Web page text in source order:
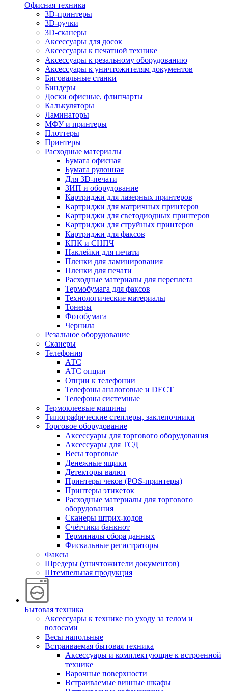
Офисная техника
3D-принтеры
3D-ручки
3D-сканеры
Аксессуары для досок
Аксессуары к печатной технике
Аксессуары к резальному оборудованию
Аксессуары к уничтожителям документов
Биговальные станки
Биндеры
Доски офисные, флипчарты
Калькуляторы
Ламинаторы
МФУ и принтеры
Плоттеры
Принтеры
Расходные материалы
Бумага офисная
Бумага рулонная
Для 3D-печати
ЗИП и оборудование
Картриджи для лазерных принтеров
Картриджи для матричных принтеров
Картриджи для светодиодных принтеров
Картриджи для струйных принтеров
Картриджи для факсов
КПК и СНПЧ
Наклейки для печати
Пленки для ламинирования
Пленки для печати
Расходные материалы для переплета
Термобумага для факсов
Технологические материалы
Тонеры
Фотобумага
Чернила
Резальное оборудование
Сканеры
Телефония
АТС
АТС опции
Опции к телефонии
Телефоны аналоговые и DECT
Телефоны системные
Термоклеевые машины
Типографические степлеры, заклепочники
Торговое оборудование
Аксессуары для торгового оборудования
Аксессуары для ТСД
Весы торговые
Денежные ящики
Детекторы валют
Принтеры чеков (POS-принтеры)
Принтеры этикеток
Расходные материалы для торгового
оборудования
Сканеры штрих-кодов
Счётчики банкнот
Терминалы сбора данных
Фискальные регистраторы
Факсы
Шредеры (уничтожители документов)
Штемпельная продукция
Бытовая техника
Аксессуары к технике по уходу за телом и
волосами
Весы напольные
Встраиваемая бытовая техника
Аксессуары и комплектующие к встроенной
технике
Варочные поверхности
Встраиваемые винные шкафы